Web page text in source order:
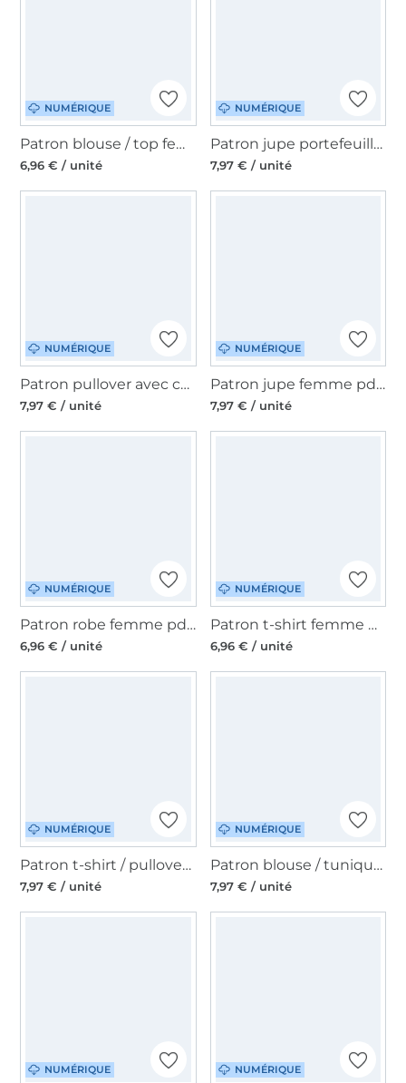
NUMÉRIQUE
Patron blouse / top femme pdf Manaus Erbsünde, en allemand
6,96 € / unité
NUMÉRIQUE
Patron jupe portefeuille à volants femme pdf Pitanga Erbsünde, en allemand
7,97 € / unité
NUMÉRIQUE
Patron pullover avec capuche femme pdf Acerola Erbsünde, en allemand
7,97 € / unité
NUMÉRIQUE
Patron jupe femme pdf Rosa Erbsünde, en allemand
7,97 € / unité
NUMÉRIQUE
Patron robe femme pdf Suzana Erbsünde, en allemand
6,96 € / unité
NUMÉRIQUE
Patron t-shirt femme pdf Marina Erbsünde, en allemand
6,96 € / unité
NUMÉRIQUE
Patron t-shirt / pullover homme pdf Salvador Erbsünde, en allemand
7,97 € / unité
NUMÉRIQUE
Patron blouse / tunique femme pdf Lucia Erbsünde, en allemand
7,97 € / unité
NUMÉRIQUE NUMÉRIQUE